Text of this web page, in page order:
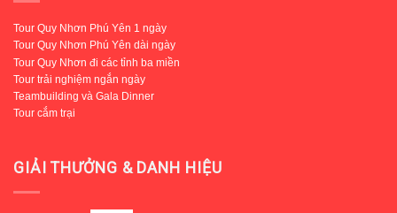
Tour Quy Nhơn Phú Yên 1 ngày
Tour Quy Nhơn Phú Yên dài ngày
Tour Quy Nhơn đi các tỉnh ba miền
Tour trải nghiệm ngắn ngày
Teambuilding và Gala Dinner
Tour cắm trại
GIẢI THƯỞNG & DANH HIỆU